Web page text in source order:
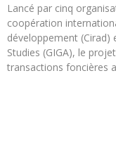
Lancé par cinq
coopération
développement (Cirad)
Studies (GIGA), le
transactions foncières